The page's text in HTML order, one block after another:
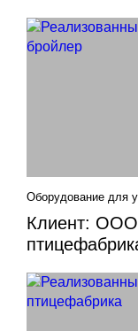
Клиент: ООО
Оборудование для